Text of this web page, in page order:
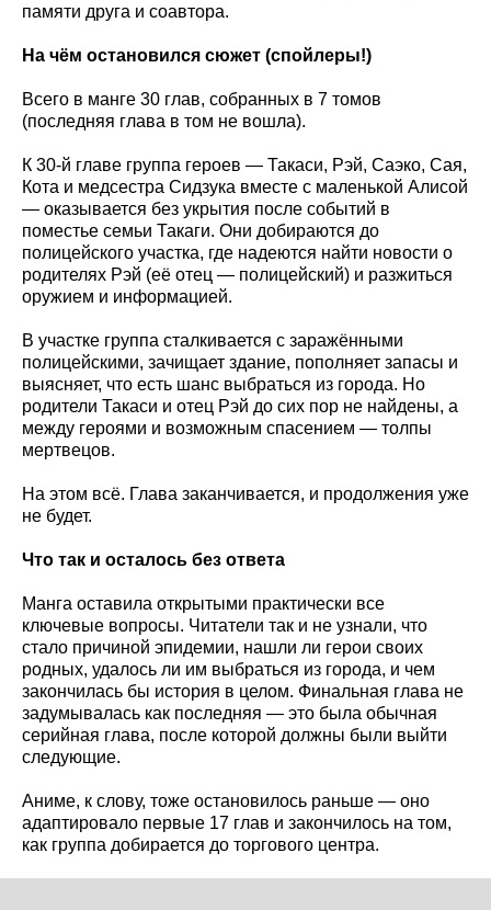
памяти друга и соавтора.
На чём остановился сюжет (спойлеры!)
Всего в манге 30 глав, собранных в 7 томов
(последняя глава в том не вошла).
К 30-й главе группа героев — Такаси, Рэй, Саэко, Сая,
Кота и медсестра Сидзука вместе с маленькой Алисой
— оказывается без укрытия после событий в
поместье семьи Такаги. Они добираются до
полицейского участка, где надеются найти новости о
родителях Рэй (её отец — полицейский) и разжиться
оружием и информацией.
В участке группа сталкивается с заражёнными
полицейскими, зачищает здание, пополняет запасы и
выясняет, что есть шанс выбраться из города. Но
родители Такаси и отец Рэй до сих пор не найдены, а
между героями и возможным спасением — толпы
мертвецов.
На этом всё. Глава заканчивается, и продолжения уже
не будет.
Что так и осталось без ответа
Манга оставила открытыми практически все
ключевые вопросы. Читатели так и не узнали, что
стало причиной эпидемии, нашли ли герои своих
родных, удалось ли им выбраться из города, и чем
закончилась бы история в целом. Финальная глава не
задумывалась как последняя — это была обычная
серийная глава, после которой должны были выйти
следующие.
Аниме, к слову, тоже остановилось раньше — оно
адаптировало первые 17 глав и закончилось на том,
как группа добирается до торгового центра.